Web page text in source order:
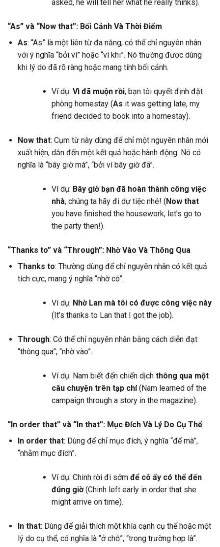
asked, he will tell her what he really thinks).
“As” và “Now that”: Bối Cảnh Và Thời Điểm
As: “As” là một liên từ đa năng, có thể chỉ nguyên nhân
với ý nghĩa “bởi vì” hoặc “vì khi”. Nó thường được dùng
khi lý do đã rõ ràng hoặc mang tính bối cảnh.
Ví dụ: Vì đã muộn rồi, bạn tôi quyết định đặt
phòng homestay (As it was getting late, my
friend decided to book into a homestay).
Now that: Cụm từ này dùng để chỉ một nguyên nhân mới
xuất hiện, dẫn đến một kết quả hoặc hành động. Nó có
nghĩa là “bây giờ mà”, “bởi vì bây giờ đã”.
Ví dụ: Bây giờ bạn đã hoàn thành công việc
nhà, chúng ta hãy đi dự tiệc nhé! ( Now that
you have finished the housework, let’s go to
the party then!).
“Thanks to” và “Through”: Nhờ Vào Và Thông Qua
Thanks to: Thường dùng để chỉ nguyên nhân có kết quả
tích cực, mang ý nghĩa “nhờ có”.
Ví dụ: Nhờ Lan mà tôi có được công việc này
(It’s thanks to Lan that I got the job).
Through: Có thể chỉ nguyên nhân bằng cách diễn đạt
“thông qua”, “nhờ vào”.
Ví dụ: Nam biết đến chiến dịch thông qua một
câu chuyện trên tạp chí(Nam learned of the
campaign through a story in the magazine).
“In order that” và “In that”: Mục Đích Và Lý Do Cụ Thể
In order that: Dùng để chỉ mục đích, ý nghĩa “để mà”,
“nhằm mục đích”.
Ví dụ: Chinh rời đi sớm để cô ấy có thể đến
đúng giờ(Chinh left early in order that she
might arrive on time).
In that: Dùng để giải thích một khía cạnh cụ thể hoặc một
lý do cụ thể, có nghĩa là “ở chỗ”, “trong trường hợp là”.